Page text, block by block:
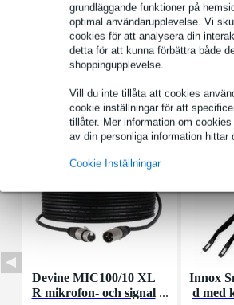
grundläggande funktioner på
optimal användarupplevelse. Vi
cookies för att analysera din
detta för att kunna förbättra både
shoppingupplevelse.
Vill du inte tillåta att cookies
cookie inställningar för att
tillåter. Mer information om
av din personliga information hittar
Cookie Inställningar
nominell diameter: 10 cm (4")
rms-effekt: 20 W
Fullständiga specifikationer
Tillbehör (7)
Devine MIC100/10 XL
R mikrofon- och signal
Innox
d med